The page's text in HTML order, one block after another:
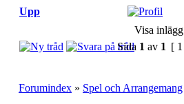
Upp
Visa
Sida 1 av 1 [
Forumindex » Spel och Arrangemang